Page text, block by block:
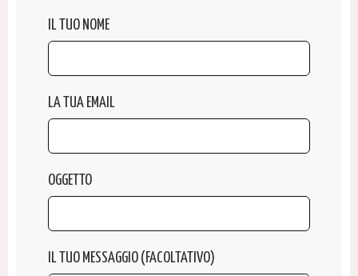
IL TUO NOME
LA TUA EMAIL
OGGETTO
IL TUO MESSAGGIO (FACOLTATIVO)